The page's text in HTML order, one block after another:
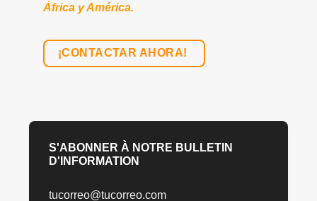
África y América.
¡CONTACTAR AHORA!
S'ABONNER À NOTRE BULLETIN
D'INFORMATION